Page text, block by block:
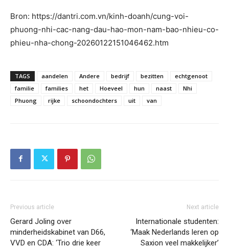
Bron: https://dantri.com.vn/kinh-doanh/cung-voi-
phuong-nhi-cac-nang-dau-hao-mon-nam-bao-nhieu-co-
phieu-nha-chong-20260122151046462.htm
TAGS aandelen Andere bedrijf bezitten
echtgenoot
familie
families het Hoeveel hun naast
Nhi
Phuong
rijke schoondochters uit van
Previous article
Gerard Joling over
minderheidskabinet van D66,
VVD en CDA: ‘Trio drie keer
Next article
Internationale studenten:
‘Maak Nederlands leren op
Saxion veel makkelijker’